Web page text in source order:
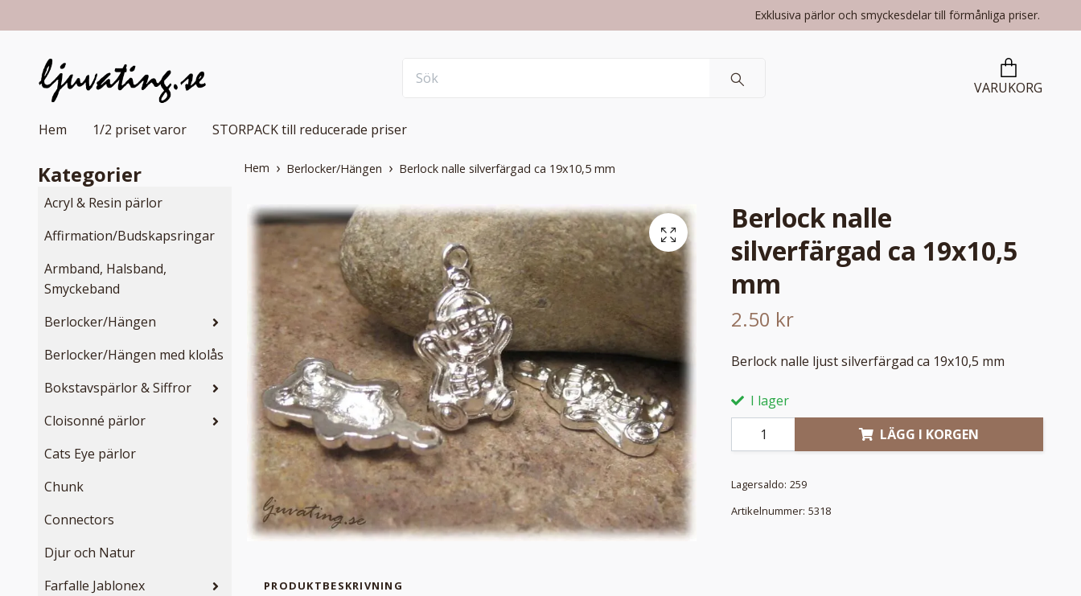
Exklusiva pärlor och smyckesdelar till förmånliga priser.
VARUKORG
Hem 1/2 priset varor STORPACK till reducerade priser
Kategorier
Acryl & Resin pärlor
Affirmation/Budskapsringar
Armband, Halsband,
Smyckeband
Berlocker/Hängen
Berlocker/Hängen med klolås
Bokstavspärlor & Siffror
Cloisonné pärlor
Cats Eye pärlor
Chunk
Connectors
Djur och Natur
Farfalle Jablonex
Hem Berlocker/Hängen Berlock nalle silverfärgad ca 19x10,5 mm
Berlock nalle
silverfärgad ca 19x10,5
mm
2.50 kr
Berlock nalle ljust silverfärgad ca 19x10,5 mm
I lager
LÄGG I KORGEN
Lagersaldo: 259
Artikelnummer: 5318
PRODUKTBESKRIVNING